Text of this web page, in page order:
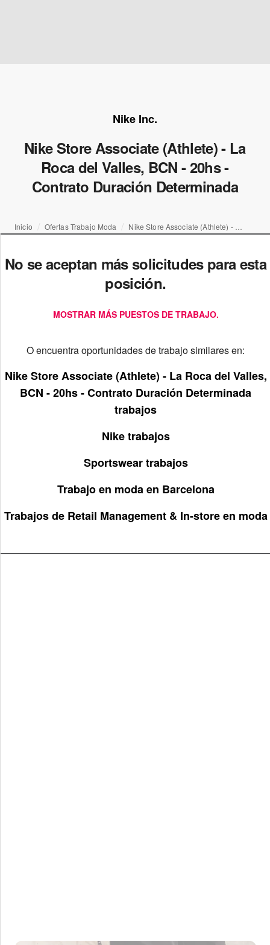
Nike Inc.
Nike Store Associate (Athlete) - La
Roca del Valles, BCN - 20hs -
Contrato Duración Determinada
Inicio Ofertas Trabajo Moda
No se aceptan más solicitudes para esta
posición.
MOSTRAR MÁS PUESTOS DE TRABAJO.
O encuentra oportunidades de trabajo similares en:
Nike Store Associate (Athlete) - La Roca del Valles,
BCN - 20hs - Contrato Duración Determinada
trabajos
Nike trabajos
Sportswear trabajos
Trabajo en moda en Barcelona
Trabajos de Retail Management & In-store en moda